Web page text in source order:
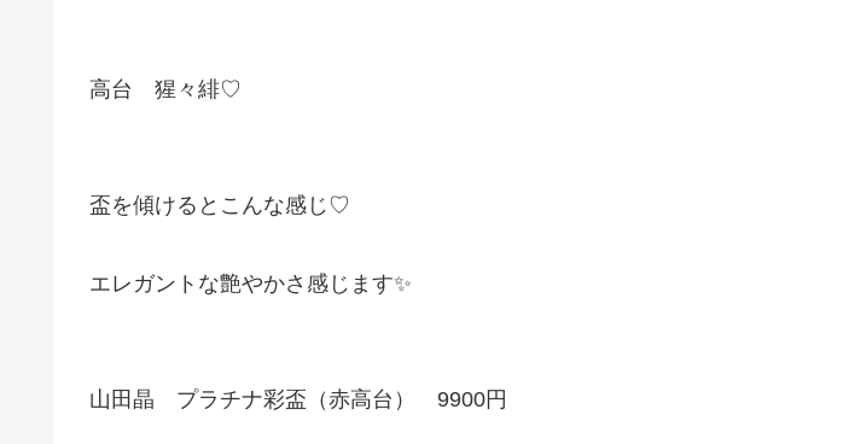
高台 猩々緋♡
盃を傾けるとこんな感じ♡
エレガントな艶やかさ感じます✨
山田晶 プラチナ彩盃（赤高台） 9900円